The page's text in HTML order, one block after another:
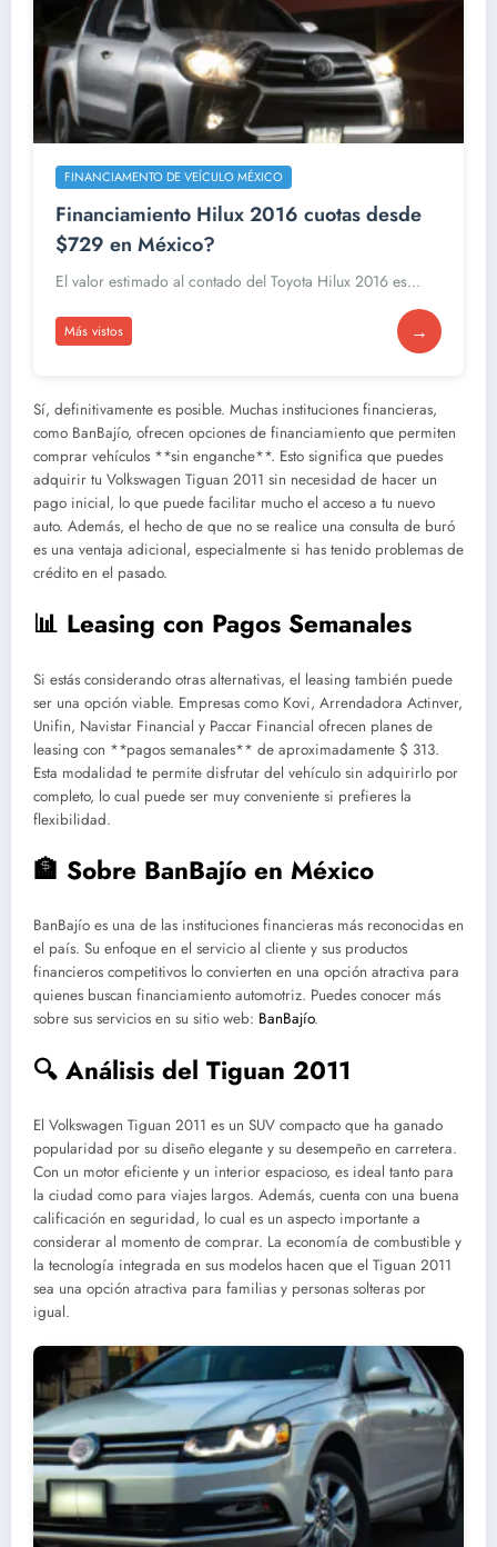
FINANCIAMENTO DE VEÍCULO MÉXICO
Financiamiento Hilux 2016 cuotas desde
$729 en México?
El valor estimado al contado del Toyota Hilux 2016 es...
Más vistos →
Sí, definitivamente es posible. Muchas instituciones financieras,
como BanBajío, ofrecen opciones de financiamiento que permiten
comprar vehículos **sin enganche**. Esto significa que puedes
adquirir tu Volkswagen Tiguan 2011 sin necesidad de hacer un
pago inicial, lo que puede facilitar mucho el acceso a tu nuevo
auto. Además, el hecho de que no se realice una consulta de buró
es una ventaja adicional, especialmente si has tenido problemas de
crédito en el pasado.
📊 Leasing con Pagos Semanales
Si estás considerando otras alternativas, el leasing también puede
ser una opción viable. Empresas como Kovi, Arrendadora Actinver,
Unifin, Navistar Financial y Paccar Financial ofrecen planes de
leasing con **pagos semanales** de aproximadamente $ 313.
Esta modalidad te permite disfrutar del vehículo sin adquirirlo por
completo, lo cual puede ser muy conveniente si prefieres la
flexibilidad.
🏦 Sobre BanBajío en México
BanBajío es una de las instituciones financieras más reconocidas en
el país. Su enfoque en el servicio al cliente y sus productos
financieros competitivos lo convierten en una opción atractiva para
quienes buscan financiamiento automotriz. Puedes conocer más
sobre sus servicios en su sitio web: BanBajío.
🔍 Análisis del Tiguan 2011
El Volkswagen Tiguan 2011 es un SUV compacto que ha ganado
popularidad por su diseño elegante y su desempeño en carretera.
Con un motor eficiente y un interior espacioso, es ideal tanto para
la ciudad como para viajes largos. Además, cuenta con una buena
calificación en seguridad, lo cual es un aspecto importante a
considerar al momento de comprar. La economía de combustible y
la tecnología integrada en sus modelos hacen que el Tiguan 2011
sea una opción atractiva para familias y personas solteras por
igual.